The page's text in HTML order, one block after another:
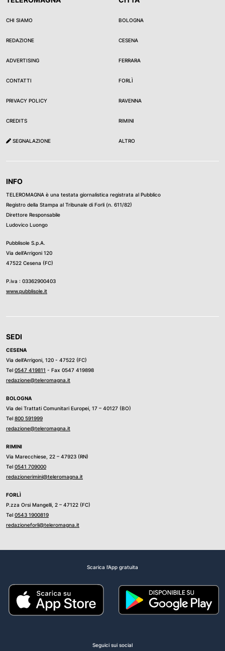
CHI SIAMO
REDAZIONE
ADVERTISING
CONTATTI
PRIVACY POLICY
CREDITS
SEGNALAZIONE
BOLOGNA
CESENA
FERRARA
FORLÌ
RAVENNA
RIMINI
ALTRO
INFO
TELEROMAGNA è una testata giornalistica registrata al Pubblico
Registro della Stampa al Tribunale di Forli (n. 611/82)
Direttore Responsabile
Ludovico Luongo
Pubblisole S.p.A.
Via dell’Arrigoni 120
47522 Cesena (FC)
P.iva : 03362900403
www.pubblisole.it
SEDI
CESENA
Via dell’Arrigoni, 120 - 47522 (FC)
Tel 0547 419811 - Fax 0547 419898
redazione@teleromagna.it
BOLOGNA
Via dei Trattati Comunitari Europei, 17 – 40127 (BO)
Tel 800 591999
redazione@teleromagna.it
RIMINI
Via Marecchiese, 22 – 47923 (RN)
Tel 0541 709000
redazionerimini@teleromagna.it
FORLÌ
P.zza Orsi Mangelli, 2 – 47122 (FC)
Tel 0543 1900819
redazioneforli@teleromagna.it
Scarica l'App gratuita
Seguici sui social